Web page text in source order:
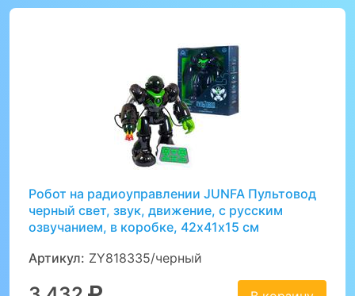
Робот на радиоуправлении JUNFA Пультовод
черный свет, звук, движение, с русским
озвучанием, в коробке, 42х41х15 см
Артикул: ZY818335/черный